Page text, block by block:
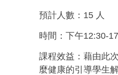
預計人數： 15 人
時間：下午12:30-
課程效益：藉由此
麼健康的引導學生